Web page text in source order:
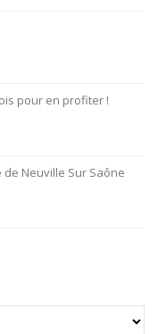
pour en profiter !
de Neuville Sur Saône